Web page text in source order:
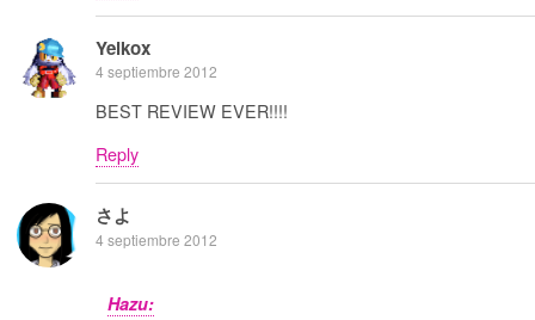
Yeikox
4 septiembre 2012
BEST REVIEW EVER!!!!
Reply
さよ
4 septiembre 2012
Hazu: